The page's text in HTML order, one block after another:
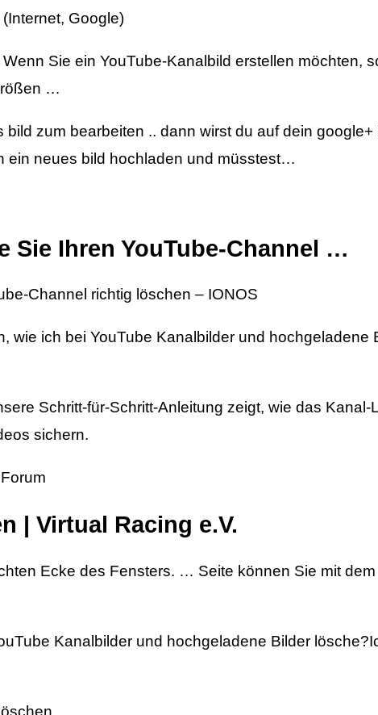
Google)
Sie ein YouTube-Kanalbild erstellen möchten,
…
zum bearbeiten .. dann wirst du auf dein google+
ein neues bild hochladen und müsstest…
Sie Ihren YouTube-Channel …
Channel richtig löschen – IONOS
ich bei YouTube Kanalbilder und hochgeladene
Schritt-für-Schritt-Anleitung zeigt, wie das Kanal-
sichern.
| Virtual Racing e.V.
Ecke des Fensters. … Seite können Sie mit dem
Kanalbilder und hochgeladene Bilder